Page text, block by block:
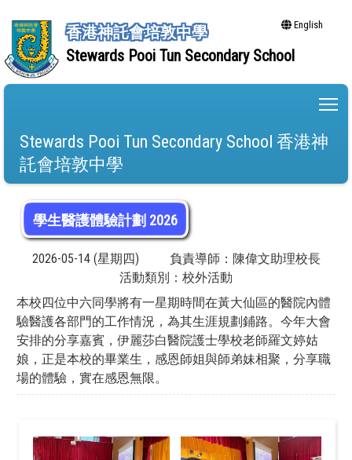
香港神託會培敦中學
Stewards Pooi Tun Secondary School
English
Stewards Pooi Tun Secondary School 香港神
託會培敦中學
學生醫護體驗計劃 2026
2026-05-14 (星期四)
負責導師：陳偉文助理校長
活動類別：校外活動
本校四位中六同學將有一星期時間在黃大仙區的醫院內體
驗醫護各部門的工作情況，為其生涯規劃鋪路。今年大會
安排的分享嘉賓，伊麗莎白醫院護士學校老師羅文婷姑
娘，正是本校的畢業生，感恩師姐與師弟妹相聚，分享職
場的體驗，實在感恩無限。